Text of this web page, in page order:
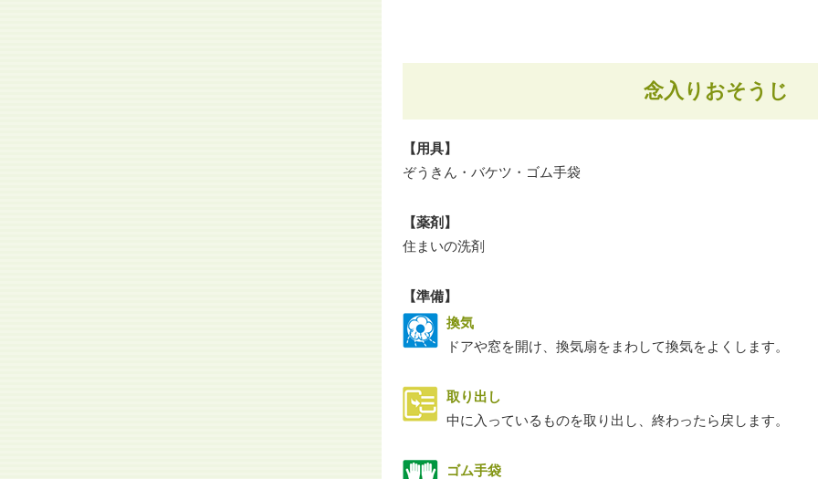
念入りおそうじ
【用具】
ぞうきん・バケツ・ゴム手袋
【薬剤】
住まいの洗剤
【準備】
換気
ドアや窓を開け、換気扇をまわして換気をよくします。
取り出し
中に入っているものを取り出し、終わったら戻します。
ゴム手袋